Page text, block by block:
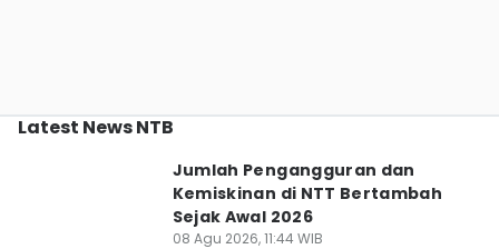
Latest News NTB
Jumlah Pengangguran dan
Kemiskinan di NTT Bertambah
Sejak Awal 2026
08 Agu 2026, 11:44 WIB